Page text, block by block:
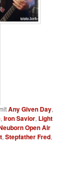
Any Given Day,
,Iron Savior, Light
Open Air
,Stepfather Fred,